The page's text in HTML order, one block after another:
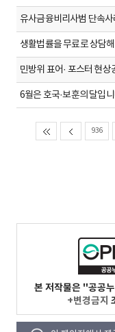
유사금융비리사범 단속사
생활법률을 무료로 상담
민방위 표어· 포스터 현상
6월은 호국·보훈의 달입
936
본 저작물은 "공공
+변경금지